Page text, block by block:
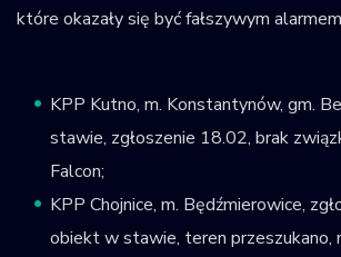
które okazały się być fałszywym
KPP Kutno, m. Konstantynów, gm.
stawie, zgłoszenie 18.02, brak
Falcon;
KPP Chojnice, m. Będźmierowice,
obiekt w stawie, teren przeszukano,